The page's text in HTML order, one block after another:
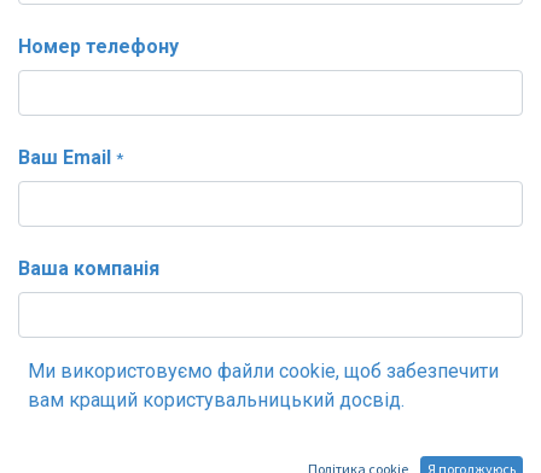
Номер телефону
Ваш Email *
Ваша компанія
Тема *
Ми використовуємо файли cookie, щоб забезпечити
вам кращий користувальницький досвід.
Політика cookie Я погоджуюсь